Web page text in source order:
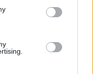
centri di riferimento
il Campo Base: